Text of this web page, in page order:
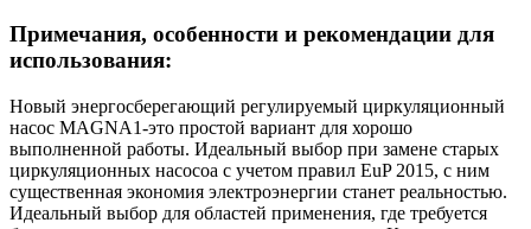
Примечания, особенности и рекомендации для
использования:
Новый энергосберегающий регулируемый циркуляционный
насос MAGNA1-это простой вариант для хорошо
выполненной работы. Идеальный выбор при замене старых
циркуляционных насосоа с учетом правил EuP 2015, с ним
существенная экономия электроэнергии станет реальностью.
Идеальный выбор для областей применения, где требуется